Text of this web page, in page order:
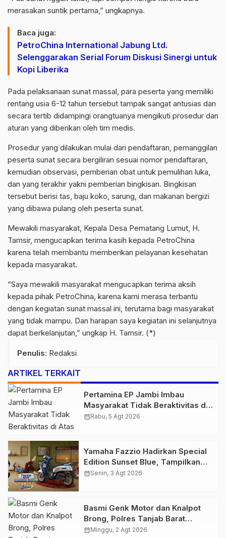
merasakan suntik pertama,” ungkapnya.
Baca juga:
PetroChina International Jabung Ltd.
Selenggarakan Serial Forum Diskusi Sinergi untuk
Kopi Liberika
Pada pelaksanaan sunat massal, para peserta yang memiliki
rentang usia 6-12 tahun tersebut tampak sangat antusias dan
secara tertib didampingi orangtuanya mengikuti prosedur dan
aturan yang diberikan oleh tim medis.
Prosedur yang dilakukan mulai dari pendaftaran, pemanggilan
peserta sunat secara bergiliran sesuai nomor pendaftaran,
kemudian observasi, pemberian obat untuk pemulihan luka,
dan yang terakhir yakni pemberian bingkisan. Bingkisan
tersebut berisi tas, baju koko, sarung, dan makanan bergizi
yang dibawa pulang oleh peserta sunat.
Mewakili masyarakat, Kepala Desa Pematang Lumut, H.
Tamsir, mengucapkan terima kasih kepada PetroChina
karena telah membantu memberikan pelayanan kesehatan
kepada masyarakat.
“Saya mewakili masyarakat mengucapkan terima aksih
kepada pihak PetroChina, karena kami merasa terbantu
dengan kegiatan sunat massal ini, terutama bagi masyarakat
yang tidak mampu. Dan harapan saya kegiatan ini selanjutnya
dapat berkelanjutan,” ungkap H. Tamsir. (*)
Penulis: Redaksi
ARTIKEL TERKAIT
Pertamina EP Jambi Imbau
Masyarakat Tidak Beraktivitas di
Atas Jalur Pipa Migas Demi
calendar_monthRabu, 5 Agt 2026
Yamaha Fazzio Hadirkan Special
Edition Sunset Blue, Tampilkan
Nuansa Retro Summer yang
calendar_monthSenin, 3 Agt 2026
Basmi Genk Motor dan Knalpot
Brong, Polres Tanjab Barat
Amankan Belasan Kendaraan
calendar_monthMinggu, 2 Agt 2026